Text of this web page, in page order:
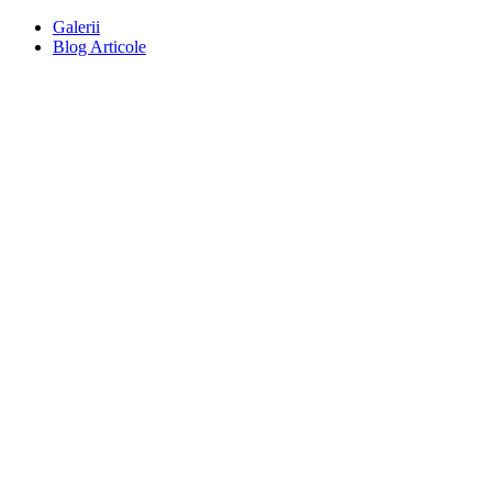
Galerii
Blog Articole